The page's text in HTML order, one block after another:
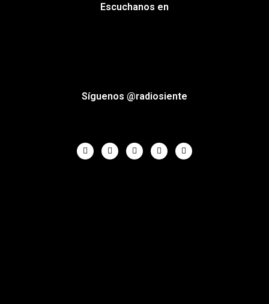
Escuchanos en
Síguenos @radiosiente